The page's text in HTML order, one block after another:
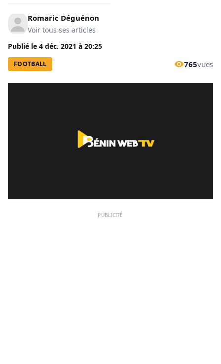
Romaric Déguénon
Voir tous ses articles
Publié le 4 déc. 2021 à 20:25
FOOTBALL 765vues
PUBLICITÉ